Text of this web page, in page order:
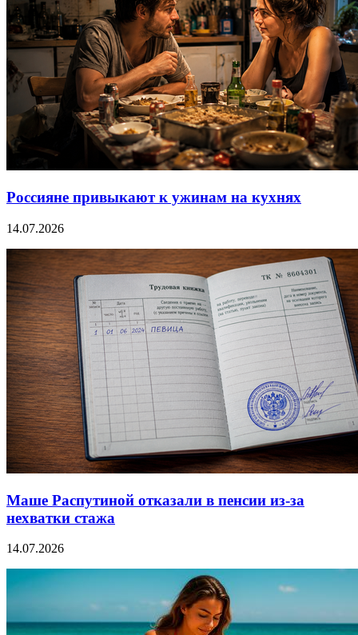
Россияне привыкают к ужинам на кухнях
14.07.2026
Маше Распутиной отказали в пенсии из-за
нехватки стажа
14.07.2026